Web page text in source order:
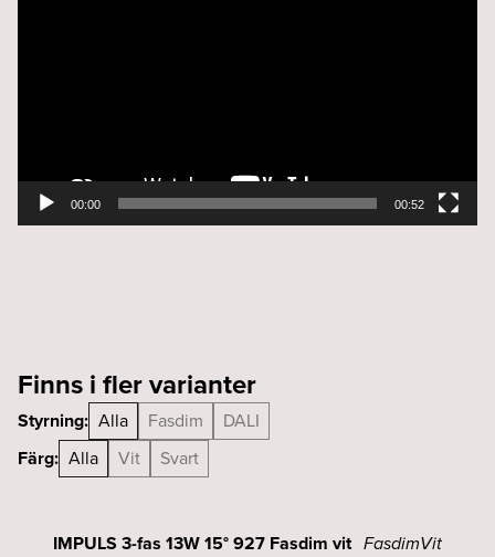
00:00 00:52
Finns i fler varianter
Styrning: Alla Fasdim
DALI
Färg: Alla Vit Svart
IMPULS 3-fas 13W 15° 927 Fasdim vit FasdimVit